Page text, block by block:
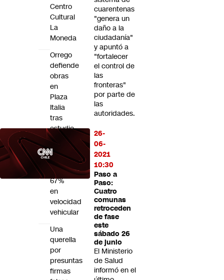
cuarentenas
"genera un
daño a la
ciudadanía"
y apuntó a
"fortalecer
el control de
las
fronteras"
por parte de
las
autoridades.
26-
06-
2021
10:30
Paso a
Paso:
Cuatro
comunas
retroceden
de fase
este
sábado 26
de junio
El Ministerio
de Salud
informó en el
Centro
Cultural
La
Moneda
Orrego
defiende
obras
en
Plaza
Italia
tras
estudio
que
revela
caída
de
67%
en
velocidad
vehicular
Una
querella
por
presuntas
firmas